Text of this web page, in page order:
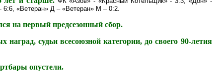
«Ветеран» Д – «Ветеран» М – 0:2.
на первый предсезонный сбор.
судьи всесоюзной категории, до своего 90-летия
опустели.